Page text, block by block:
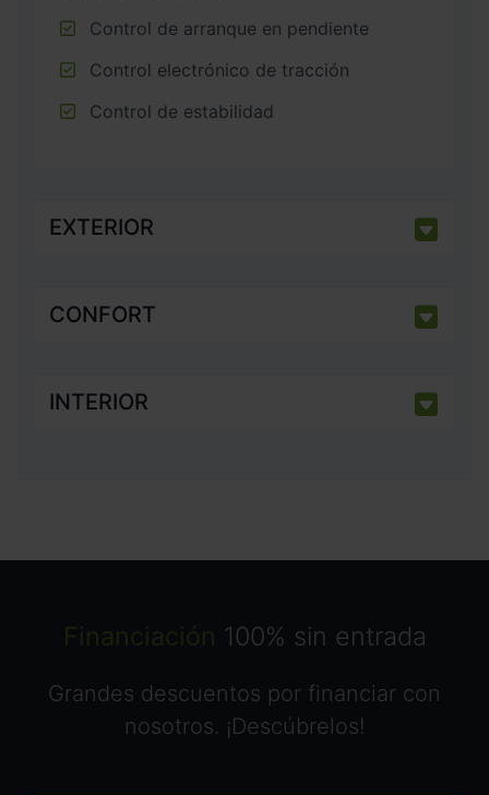
Control de arranque en pendiente
Control electrónico de tracción
Control de estabilidad
EXTERIOR
CONFORT
INTERIOR
Financiación 100% sin entrada
Grandes descuentos por financiar con
nosotros. ¡Descúbrelos!